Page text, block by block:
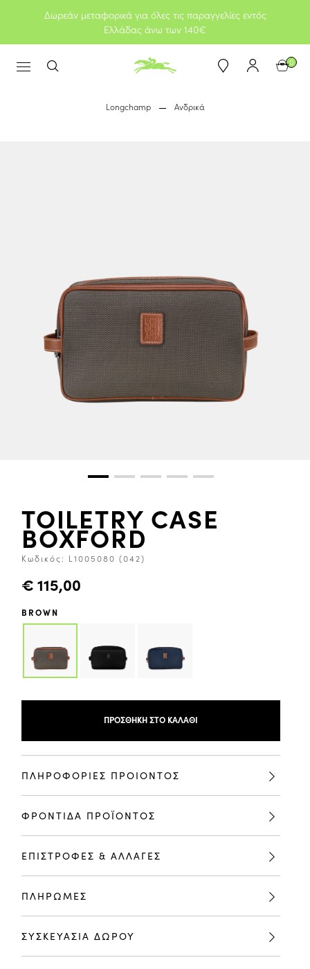
Δωρεάν μεταφορικά για όλες τις παραγγελίες εντός
Ελλάδας άνω των 140€
0
Longchamp Ανδρικά
TOILETRY CASE
BOXFORD
Κωδικός: L1005080 (042)
€ 115,00
BROWN
ΠΡΟΣΘΉΚΗ ΣΤΟ ΚΑΛΆΘΙ
ΠΛΗΡΟΦΟΡΙΕΣ ΠΡΟΙΟΝΤΟΣ
ΦΡΟΝΤΙΔΑ ΠΡΟΪΟΝΤΟΣ
ΕΠΙΣΤΡΟΦΕΣ & ΑΛΛΑΓΕΣ
ΠΛΗΡΩΜΕΣ
ΣΥΣΚΕΥΑΣΙΑ ΔΩΡΟΥ